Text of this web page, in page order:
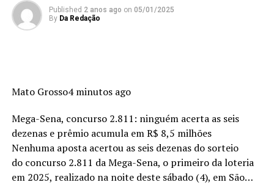
Published 2 anos ago on 05/01/2025
By Da Redação
Mato Grosso4 minutos ago
Mega-Sena, concurso 2.811: ninguém acerta as seis
dezenas e prêmio acumula em R$ 8,5 milhões
Nenhuma aposta acertou as seis dezenas do sorteio
do concurso 2.811 da Mega-Sena, o primeiro da loteria
em 2025, realizado na noite deste sábado (4), em São…